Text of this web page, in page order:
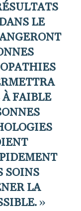
LE
À FAIBLE
SOINS
LA
»